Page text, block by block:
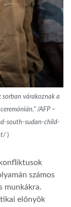
várakoznak a
/AFP –
south-sudan-child-
)
számos
munkákra.
előnyök